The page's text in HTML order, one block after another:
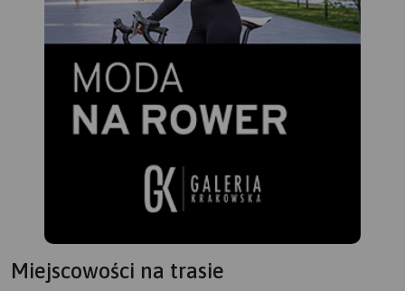
Miejscowości na trasie